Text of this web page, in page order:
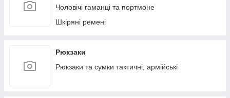
Чоловічі гаманці та портмоне
Шкіряні ремені
Рюкзаки
Рюкзаки та сумки тактичні, армійські